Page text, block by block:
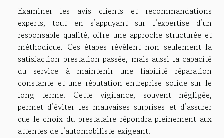
Examiner les avis clients et recommandations
experts, tout en s’appuyant sur l’expertise d’un
responsable qualité, offre une approche structurée et
méthodique. Ces étapes révèlent non seulement la
satisfaction prestation passée, mais aussi la capacité
du service à maintenir une fiabilité réparation
constante et une réputation entreprise solide sur le
long terme. Cette vigilance, souvent négligée,
permet d’éviter les mauvaises surprises et d’assurer
que le choix du prestataire répondra pleinement aux
attentes de l’automobiliste exigeant.